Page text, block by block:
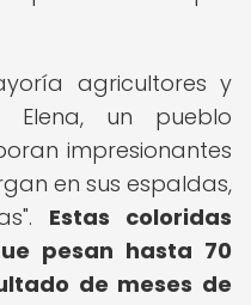
agricultores y
Elena, un pueblo
impresionantes
en sus espaldas,
Estas coloridas
pesan hasta 70
de meses de